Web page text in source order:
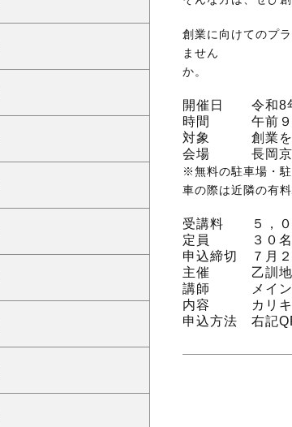
創業に向けてのプ
ません
開催日 令和8年
時間 午前９
対象 創業を目
会場 長岡京市
※無料の駐車場・
車の際は近隣の有
受講料 ５，０
定員 ３０名
申込締切 ７月
主催 乙訓地域
講師 メイン講
内容 カリキュ
申込方法 右記